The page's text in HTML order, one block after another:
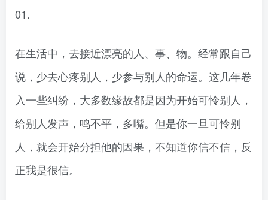
01.
在生活中，去接近漂亮的人、事、物。经常跟自己
说，少去心疼别人，少参与别人的命运。这几年卷
入一些纠纷，大多数缘故都是因为开始可怜别人，
给别人发声，鸣不平，多嘴。但是你一旦可怜别
人，就会开始分担他的因果，不知道你信不信，反
正我是很信。